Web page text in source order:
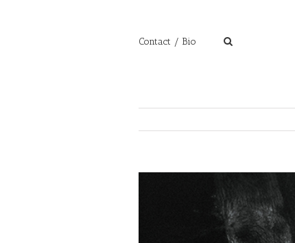
Contact / Bio